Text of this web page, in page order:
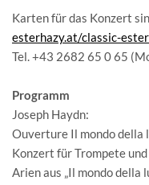
Karten für das Konzert
esterhazy.at/classic-
Tel. +43 2682 65 0 65
Programm
Joseph Haydn:
Ouverture Il mondo della
Konzert für Trompete
Arien aus „Il mondo della